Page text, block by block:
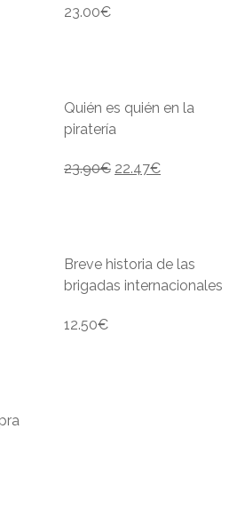
23.00€
Quién es quién en la
piratería
23.90€ 22.47€
Breve historia de las
brigadas internacionales
12.50€